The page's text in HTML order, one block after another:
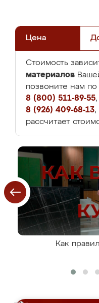
Цена
Стоимость
материалов
позвоните нам
8 (800) 511-89-55,
8 (926) 409-68-13,
рассчитает
Как